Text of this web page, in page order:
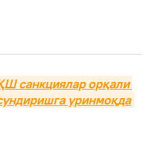
санкциялар орқали
уринмоқда